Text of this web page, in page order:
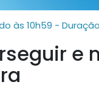
às 10h59 -
e